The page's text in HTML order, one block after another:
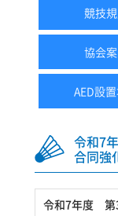
競技
協会
AED設
令和7
合同強
令和7年度 第